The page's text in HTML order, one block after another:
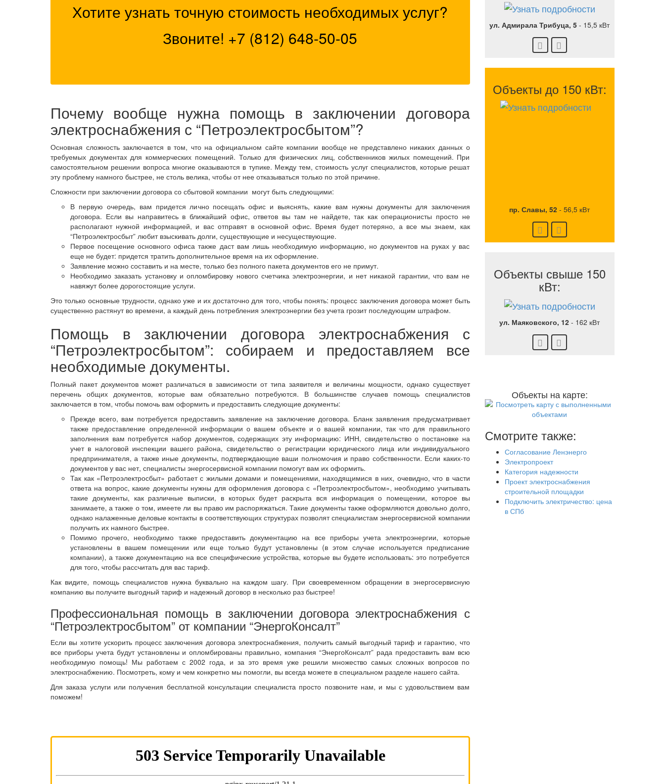
Хотите узнать точную стоимость необходимых услуг?
Звоните! +7 (812) 648-50-05
Почему вообще нужна помощь в заключении договора
электроснабжения с “Петроэлектросбытом”?
Основная сложность заключается в том, что на официальном сайте компании вообще не представлено никаких данных о
требуемых документах для коммерческих помещений. Только для физических лиц, собственников жилых помещений. При
самостоятельном решении вопроса многие оказываются в тупике. Между тем, стоимость услуг специалистов, которые решат
эту проблему намного быстрее, не столь велика, чтобы от нее отказываться только по этой причине.
Сложности при заключении договора со сбытовой компании могут быть следующими:
В первую очередь, вам придется лично посещать офис и выяснять, какие вам нужны документы для заключения
договора. Если вы направитесь в ближайший офис, ответов вы там не найдете, так как операционисты просто не
располагают нужной информацией, и вас отправят в основной офис. Время будет потеряно, а все мы знаем, как
“Петроэлектросбыт” любит взыскивать долги, существующие и несуществующие.
Первое посещение основного офиса также даст вам лишь необходимую информацию, но документов на руках у вас
еще не будет: придется тратить дополнительное время на их оформление.
Заявление можно составить и на месте, только без полного пакета документов его не примут.
Необходимо заказать установку и опломбировку нового счетчика электроэнергии, и нет никакой гарантии, что вам не
навяжут более дорогостоящие услуги.
Это только основные трудности, однако уже и их достаточно для того, чтобы понять: процесс заключения договора может быть
существенно растянут во времени, а каждый день потребления электроэнергии без учета грозит последующим штрафом.
Помощь в заключении договора электроснабжения с
“Петроэлектросбытом”: собираем и предоставляем все
необходимые документы.
Полный пакет документов может различаться в зависимости от типа заявителя и величины мощности, однако существует
перечень общих документов, которые вам обязательно потребуются. В большинстве случаев помощь специалистов
заключается в том, чтобы помочь вам оформить и предоставить следующие документы:
Прежде всего, вам потребуется предоставить заявление на заключение договора. Бланк заявления предусматривает
также предоставление определенной информации о вашем объекте и о вашей компании, так что для правильного
заполнения вам потребуется набор документов, содержащих эту информацию: ИНН, свидетельство о постановке на
учет в налоговой инспекции вашего района, свидетельство о регистрации юридического лица или индивидуального
предпринимателя, а также иные документы, подтверждающие ваши полномочия и право собственности. Если каких-то
документов у вас нет, специалисты энергосервисной компании помогут вам их оформить.
Так как «Петроэлектросбыт» работает с жилыми домами и помещениями, находящимися в них, очевидно, что в части
ответа на вопрос, какие документы нужны для оформления договора с «Петроэлектросбытом», необходимо учитывать
такие документы, как различные выписки, в которых будет раскрыта вся информация о помещении, которое вы
занимаете, а также о том, имеете ли вы право им распоряжаться. Такие документы также оформляются довольно долго,
однако налаженные деловые контакты в соответствующих структурах позволят специалистам энергосервисной компании
получить их намного быстрее.
Помимо прочего, необходимо также предоставить документацию на все приборы учета электроэнергии, которые
установлены в вашем помещении или еще только будут установлены (в этом случае используется предписание
компании), а также документацию на все специфические устройства, которые вы будете использовать: это потребуется
для того, чтобы рассчитать для вас тариф.
Как видите, помощь специалистов нужна буквально на каждом шагу. При своевременном обращении в энергосервисную
компанию вы получите выгодный тариф и надежный договор в несколько раз быстрее!
Профессиональная помощь в заключении договора электроснабжения с
“Петроэлектросбытом” от компании “ЭнергоКонсалт”
Если вы хотите ускорить процесс заключения договора электроснабжения, получить самый выгодный тариф и гарантию, что
все приборы учета будут установлены и опломбированы правильно, компания “ЭнергоКонсалт” рада предоставить вам всю
необходимую помощь! Мы работаем с 2002 года, и за это время уже решили множество самых сложных вопросов по
электроснабжению. Посмотреть, кому и чем конкретно мы помогли, вы всегда можете в специальном разделе нашего сайта.
Для заказа услуги или получения бесплатной консультации специалиста просто позвоните нам, и мы с удовольствием вам
поможем!
ул. Адмирала Трибуца, 5 - 15,5 кВт
Объекты до 150 кВт:
пр. Славы, 52 -56,5 кВт
Объекты свыше 150
кВт:
ул. Маяковского, 12 - 162 кВт
Объекты на карте:
Смотрите также:
Согласование Ленэнерго
Электропроект
Категория надежности
Проект электроснабжения
строительной площадки
Подключить электричество: цена
в СПб